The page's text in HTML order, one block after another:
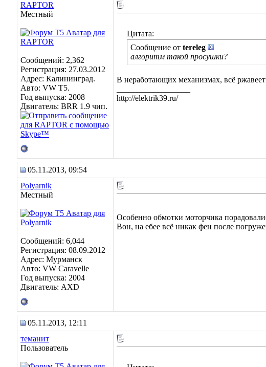
RAPTOR
Местный
Сообщений: 2,362
Регистрация: 27.03.2012
Адрес: Калининград.
Авто: VW Т5.
Год выпуска: 2008
Двигатель: BRR 1.9 чип.
Цитата:
Сообщение от tereleg
алгоритм такой просушки?
В неработающих механизмах, всё
http://elektrik39.ru/
05.11.2013, 09:54
Polyarnik
Местный
Сообщений: 6,044
Регистрация: 08.09.2012
Адрес: Мурманск
Авто: VW Caravelle
Год выпуска: 2004
Двигатель: AXD
Особенно обмотки моторчика
Вон, на ебее всё никак фен после
05.11.2013, 12:11
теманит
Пользователь